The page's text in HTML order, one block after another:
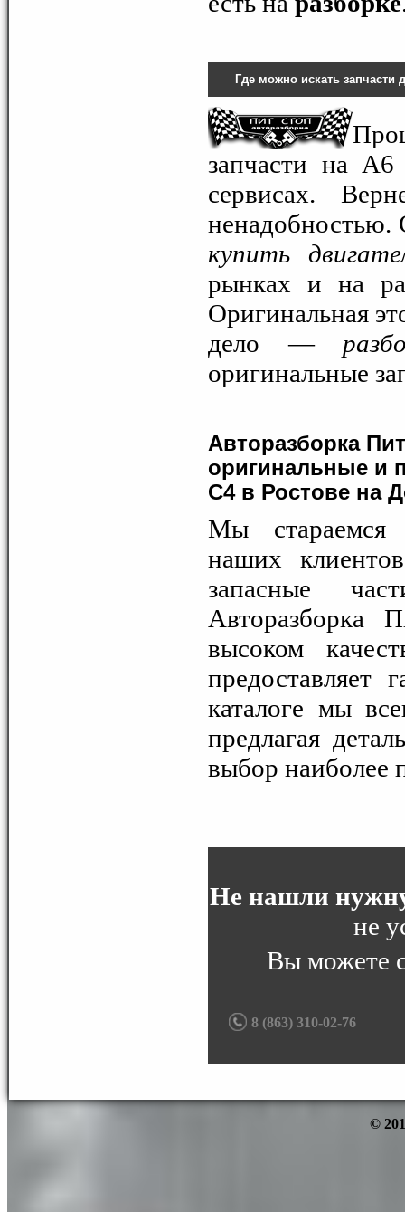
Где можно искать запчасти
запчасти на
сервисах.
ненадобностью.
купить
рынках и на
Оригинальная
дело —
оригинальные
Авторазборка
оригинальные и
C4 в Ростове на
Мы стараемся
наших
запасные
Авторазборка
высоком
каталоге мы
предлагая
выбор наиболее
Не нашли
не
Вы можете
8 (863) 310-02-76
©